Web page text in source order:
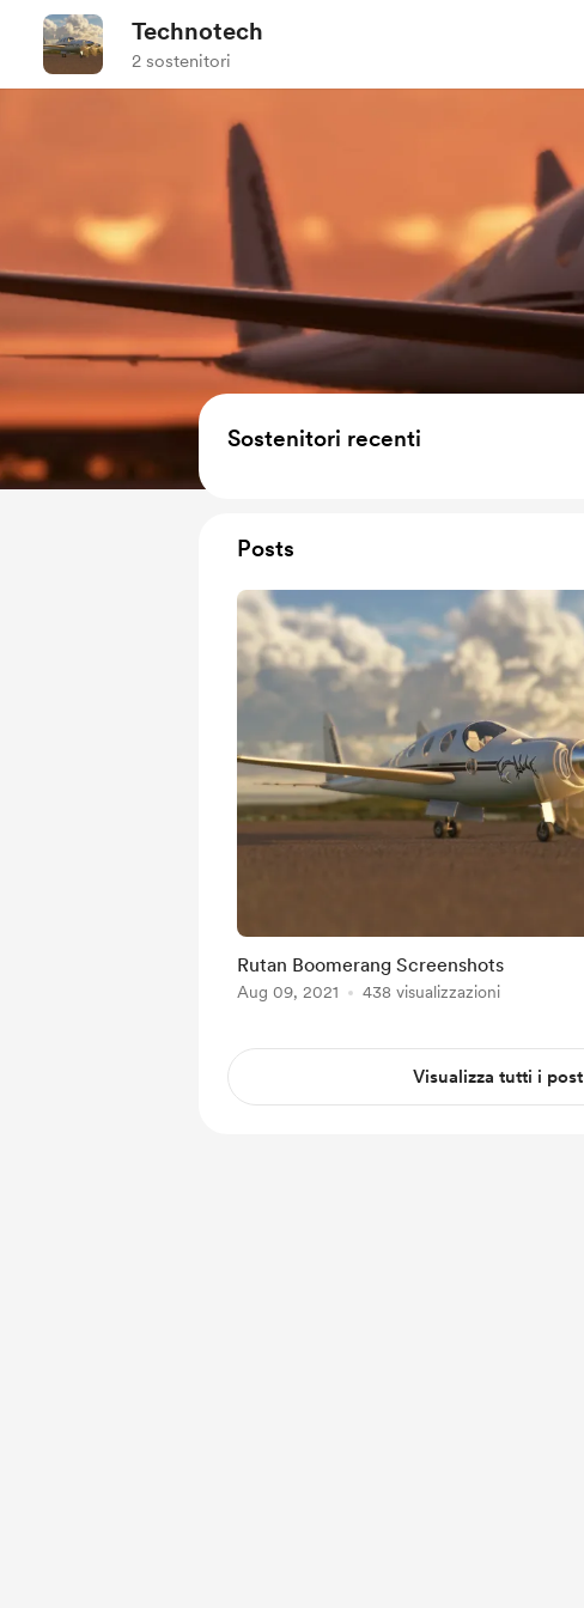
Technotech
2 sostenitori
Sostenitori recenti
Posts
Rutan Boomerang Screenshots
Aug 09, 2021 438 visualizzazioni
Visualizza tutti i post